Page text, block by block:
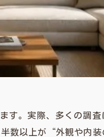
。実際、多くの調
数以上が“外観や内